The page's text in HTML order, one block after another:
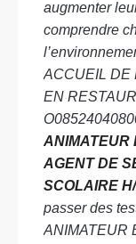
augmenter
comprendre
ACCUEIL DE
EN
ANIMATEUR
AGENT DE
SCOLAIRE
passer des
ANIMATEUR